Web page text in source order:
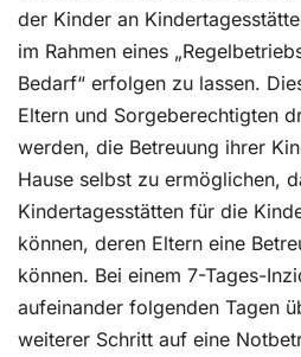
der Kinder an
im Rahmen eines
Bedarf“ erfolgen zu lassen.
Eltern und Sorgeberechtigten
werden, die Betreuung ihrer
Hause selbst zu ermöglichen,
Kindertagesstätten für die
können, deren Eltern eine
können. Bei einem 7-Tages-
aufeinander folgenden Tagen
weiterer Schritt auf eine